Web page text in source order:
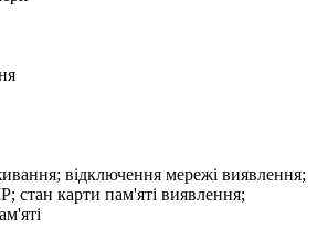
відключення мережі виявлення;
стан карти пам'яті виявлення;